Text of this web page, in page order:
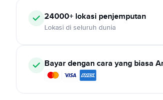
24000+ lokasi penjemputan
Lokasi di seluruh dunia
Bayar dengan cara yang biasa